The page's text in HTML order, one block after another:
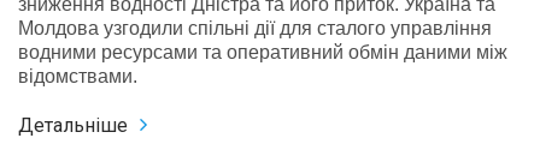
зниження водності Дністра та його приток. Україна та
Молдова узгодили спільні дії для сталого управління
водними ресурсами та оперативний обмін даними між
відомствами.
Детальніше